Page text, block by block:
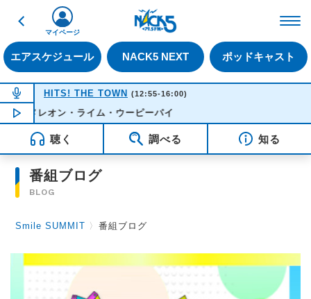
戻る
エアスケジュール NACK5 NEXT ポッドキャスト
マイページ
NOW ON AIR
HITS! THE TOWN (12:55-16:00)
NOW PLAYING 13:29
カメレオン・ライム・ウーピーパイ
聴く 調べる 知る
番組ブログ
BLOG
Smile SUMMIT 〉番組ブログ